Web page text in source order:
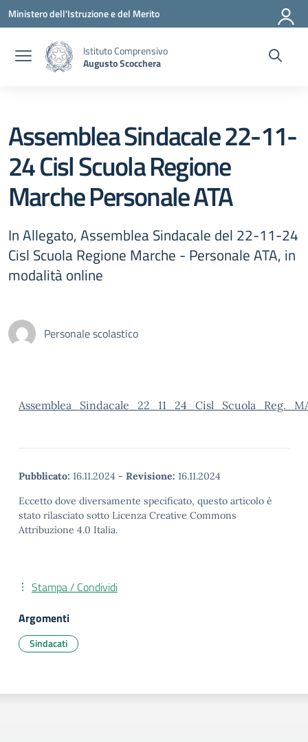
Vai ai contenuti
Vai al menu di navigazione
Vai al footer
Ministero dell'Istruzione e del Merito
Istituto Comprensivo
Augusto Scocchera
Assemblea Sindacale 22-11-
24 Cisl Scuola Regione
Marche Personale ATA
In Allegato, Assemblea Sindacale del 22-11-24
Cisl Scuola Regione Marche - Personale ATA, in
modalità online
Personale scolastico
Pubblicato: 16.11.2024 - Revisione: 16.11.2024
Eccetto dove diversamente specificato, questo articolo è
stato rilasciato sotto Licenza Creative Commons
Attribuzione 4.0 Italia.
Stampa / Condividi
Argomenti
Sindacati